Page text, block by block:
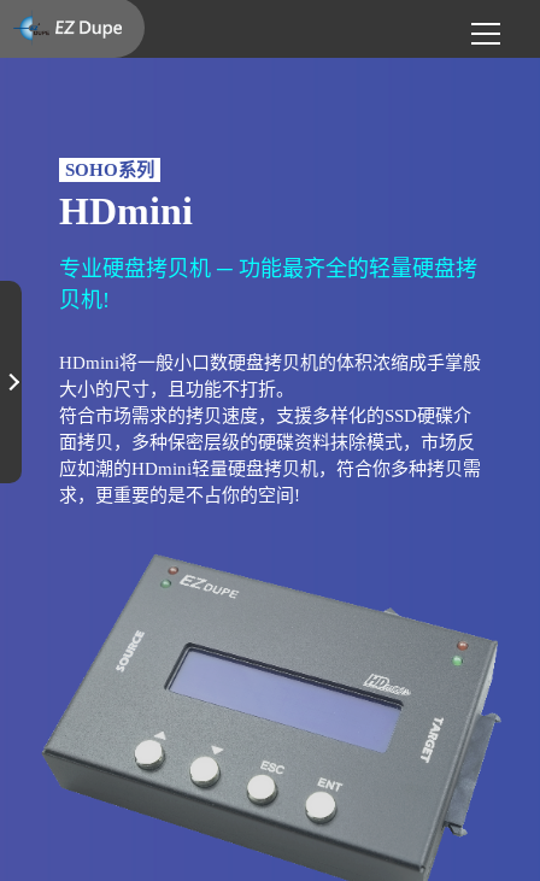
SOHO系列
HDmini
专业硬盘拷贝机 ─ 功能最齐全的轻量硬盘拷
贝机!
HDmini将一般小口数硬盘拷贝机的体积浓缩成手掌般
大小的尺寸，且功能不打折。
符合市场需求的拷贝速度，支援多样化的SSD硬碟介
面拷贝，多种保密层级的硬碟资料抹除模式，市场反
应如潮的HDmini轻量硬盘拷贝机，符合你多种拷贝需
求，更重要的是不占你的空间!